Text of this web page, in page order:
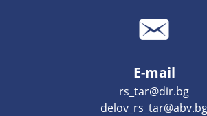
E-mail
rs_tar@dir.bg
delov_rs_tar@abv.bg